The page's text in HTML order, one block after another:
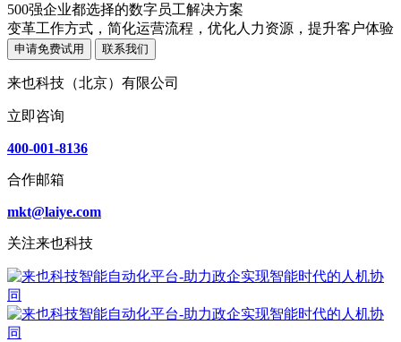
500强企业都选择的数字员工解决方案
变革工作方式，简化运营流程，优化人力资源，提升客户体验
申请免费试用 联系我们
来也科技（北京）有限公司
立即咨询
400-001-8136
合作邮箱
mkt@laiye.com
关注来也科技